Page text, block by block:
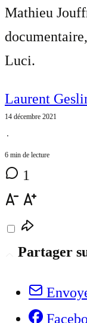
Mathieu
Luci.
Laurent
14 décembre 2021
⋅
6 min de lecture
1
Partager